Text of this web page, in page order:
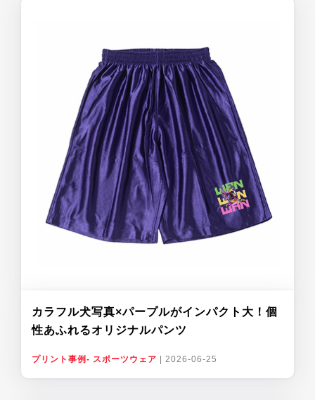
カラフル犬写真×パープルがインパクト大！個
性あふれるオリジナルパンツ
プリント事例- スポーツウェア 2026-06-25